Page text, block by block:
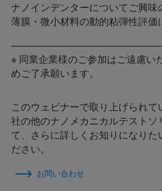
ナノインデンターについてご興味
薄膜・微小材料の動的粘弾性評価
※ 同業企業様のご参加はご遠慮い
めご了承願います。
このウェビナーで取り上げられて
社の他のナノメカニカルテストソ
て、さらに詳しくお知りになりた
ださい。
お問い合わせ